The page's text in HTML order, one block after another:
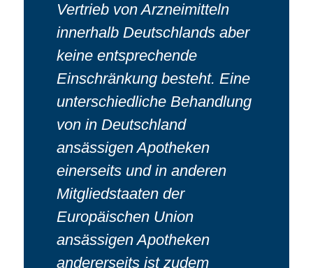
Vertrieb von Arzneimitteln
innerhalb Deutschlands aber
keine entsprechende
Einschränkung besteht. Eine
unterschiedliche Behandlung
von in Deutschland
ansässigen Apotheken
einerseits und in anderen
Mitgliedstaaten der
Europäischen Union
ansässigen Apotheken
andererseits ist zudem